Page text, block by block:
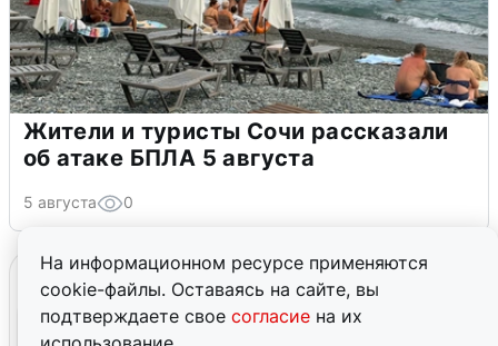
На информационном ресурсе применяются
cookie-файлы. Оставаясь на сайте, вы
подтверждаете свое согласие на их
Жители и туристы Сочи рассказали
об атаке БПЛА 5 августа
5 августа 0